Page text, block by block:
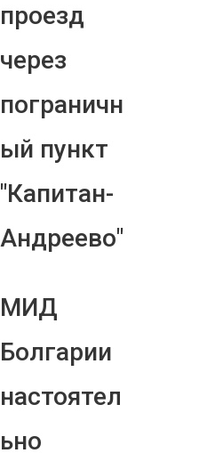
проезд
через
пограничн
ый пункт
"Капитан-
Андреево"
МИД
Болгарии
настоятел
ьно